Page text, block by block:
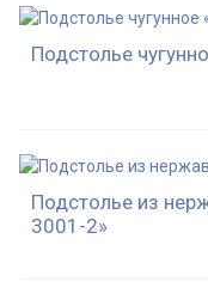
Подстолье
Подстолье из
3001-2»